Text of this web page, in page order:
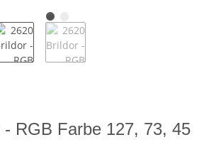
- RGB Farbe 127, 73, 45